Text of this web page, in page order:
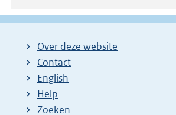
Over deze website
Contact
English
Help
Zoeken